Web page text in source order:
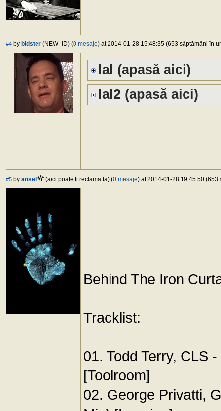
#4 by bidster (NEW_ID) (0 mesaje) at 2014-01-28 15:48:35 (653 săptămâni în
lal (apasă aici)
lal2 (apasă aici)
#5 by ansel (aici poate fi reclama ta) (0 mesaje) at 2014-01-28 19:45:50 (653
Behind The Iron
Tracklist:
01. Todd Terry, CLS
[Toolroom]
02. George Privatti,